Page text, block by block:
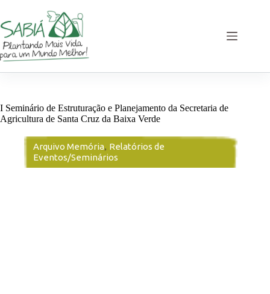
o
conteúdo
I Seminário de Estruturação e Planejamento da Secretaria de
Agricultura de Santa Cruz da Baixa Verde
Arquivo Memória, Relatórios de
Eventos/Seminários